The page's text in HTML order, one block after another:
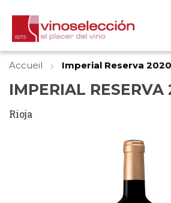
Accueil Imperial Reserva 2020
IMPERIAL RESERVA
Rioja